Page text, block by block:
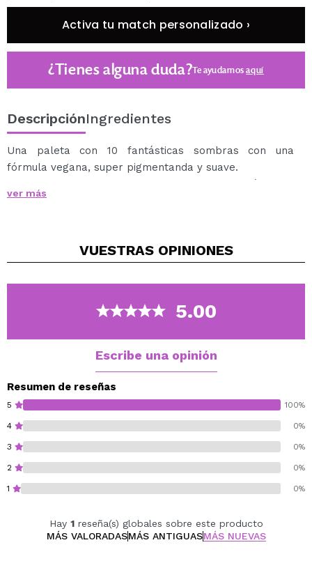
Activa tu match personalizado ›
¿Tienes alguna duda?Te ayudamosaquí
DescripciónIngredientes
Una paleta con 10 fantásticas sombras con una
fórmula vegana, super pigmentanda y suave.
Sus acabados mate y metalizados te conquistarán.
Contiene una combinación de tonos fríos, cálidos y
ver más
VUESTRAS OPINIONES
5.00
Escribe una opinión
Resumen de reseñas
5 100%
4 0%
3 0%
2 0%
1 0%
Hay 1reseña(s) globales sobre este producto
MÁS VALORADASMÁS ANTIGUASMÁS NUEVAS